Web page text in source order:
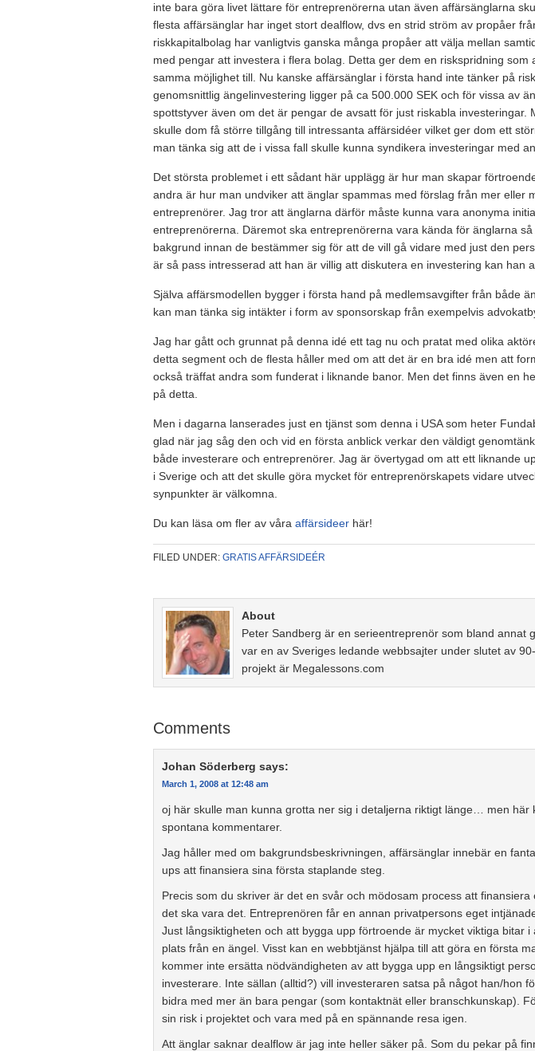
inte bara göra livet lättare för entreprenörerna utan även affärsänglarna
flesta affärsänglar har inget stort dealflow, dvs en strid ström av propåer
riskkapitalbolag har vanligtvis ganska många propåer att välja mellan
med pengar att investera i flera bolag. Detta ger dem en riskspridning som
samma möjlighet till. Nu kanske affärsänglar i första hand inte tänker på
genomsnittlig ängelinvestering ligger på ca 500.000 SEK och för vissa av
spottstyver även om det är pengar de avsatt för just riskabla investeringar.
skulle dom få större tillgång till intressanta affärsidéer vilket ger dom ett
man tänka sig att de i vissa fall skulle kunna syndikera investeringar med
Det största problemet i ett sådant här upplägg är hur man skapar
andra är hur man undviker att änglar spammas med förslag från mer eller
entreprenörer. Jag tror att änglarna därför måste kunna vara anonyma
entreprenörerna. Däremot ska entreprenörerna vara kända för änglarna
bakgrund innan de bestämmer sig för att de vill gå vidare med just den
är så pass intresserad att han är villig att diskutera en investering kan han
Själva affärsmodellen bygger i första hand på medlemsavgifter från både
kan man tänka sig intäkter i form av sponsorskap från exempelvis
Jag har gått och grunnat på denna idé ett tag nu och pratat med olika
detta segment och de flesta håller med om att det är en bra idé men att
också träffat andra som funderat i liknande banor. Men det finns även en
på detta.
Men i dagarna lanserades just en tjänst som denna i USA som heter
glad när jag såg den och vid en första anblick verkar den väldigt
både investerare och entreprenörer. Jag är övertygad om att ett liknande
i Sverige och att det skulle göra mycket för entreprenörskapets vidare
synpunkter är välkomna.
Du kan läsa om fler av våra affärsideer här!
FILED UNDER: GRATIS AFFÄRSIDEÉR
About
Peter Sandberg är en serieentreprenör som bland annat
var en av Sveriges ledande webbsajter under slutet av
projekt är Megalessons.com
Comments
Johan Söderberg says:
March 1, 2008 at 12:48 am
oj här skulle man kunna grotta ner sig i detaljerna riktigt länge… men här
spontana kommentarer.
Jag håller med om bakgrundsbeskrivningen, affärsänglar innebär en
ups att finansiera sina första staplande steg.
Precis som du skriver är det en svår och mödosam process att
det ska vara det. Entreprenören får en annan privatpersons eget
Just långsiktigheten och att bygga upp förtroende är mycket viktiga bitar i
plats från en ängel. Visst kan en webbtjänst hjälpa till att göra en första
kommer inte ersätta nödvändigheten av att bygga upp en långsiktigt
investerare. Inte sällan (alltid?) vill investeraren satsa på något han/hon
bidra med mer än bara pengar (som kontaktnät eller branschkunskap).
sin risk i projektet och vara med på en spännande resa igen.
Att änglar saknar dealflow är jag inte heller säker på. Som du pekar på